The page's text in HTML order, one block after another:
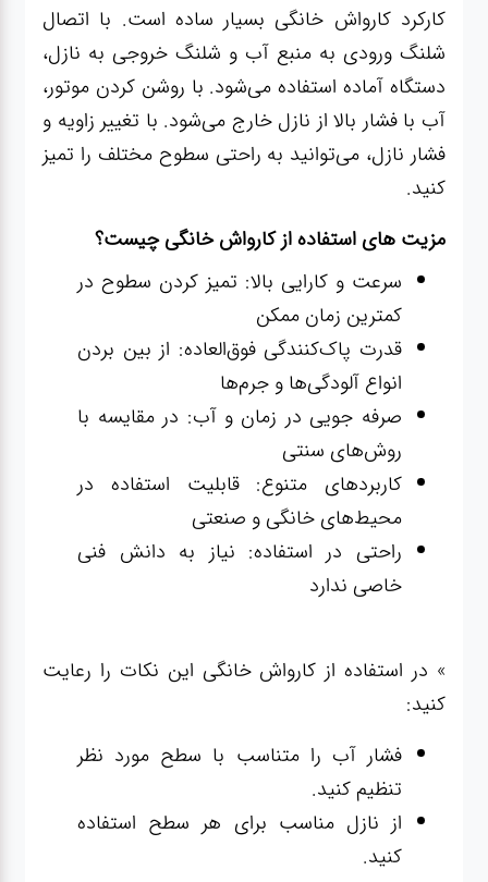
کارکرد کارواش خانگی بسیار ساده است. با اتصال
شلنگ ورودی به منبع آب و شلنگ خروجی به نازل،
دستگاه آماده استفاده می‌شود. با روشن کردن موتور،
آب با فشار بالا از نازل خارج می‌شود. با تغییر زاویه و
فشار نازل، می‌توانید به راحتی سطوح مختلف را تمیز
کنید.
مزیت های استفاده از کارواش خانگی چیست؟
سرعت و کارایی بالا: تمیز کردن سطوح در
کمترین زمان ممکن
قدرت پاک‌کنندگی فوق‌العاده: از بین بردن
انواع آلودگی‌ها و جرم‌ها
صرفه جویی در زمان و آب: در مقایسه با
روش‌های سنتی
کاربردهای متنوع: قابلیت استفاده در
محیط‌های خانگی و صنعتی
راحتی در استفاده: نیاز به دانش فنی
خاصی ندارد
» در استفاده از کارواش خانگی این نکات را رعایت
کنید:
فشار آب را متناسب با سطح مورد نظر
تنظیم کنید.
از نازل مناسب برای هر سطح استفاده
کنید.